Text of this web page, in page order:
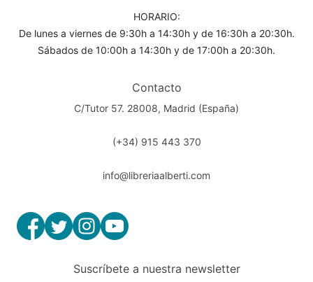
HORARIO:
De lunes a viernes de 9:30h a 14:30h y de 16:30h a 20:30h.
Sábados de 10:00h a 14:30h y de 17:00h a 20:30h.
Contacto
C/Tutor 57. 28008, Madrid (España)
(+34) 915 443 370
info@libreriaalberti.com
Suscríbete a nuestra newsletter